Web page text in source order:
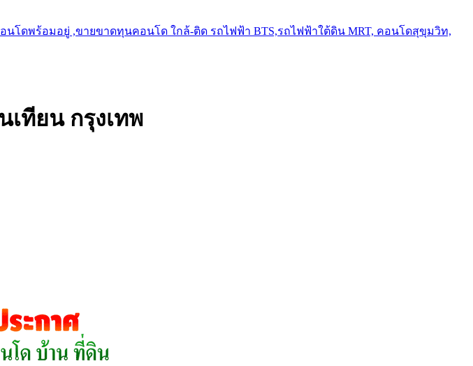
นโดพร้อมอยู่ ,ขายขาดทุนคอนโด ใกล้-ติด รถไฟฟ้า BTS,รถไฟฟ้าใต้ดิน MRT, คอนโดสุขุมวิท,
ทียน กรุงเทพ